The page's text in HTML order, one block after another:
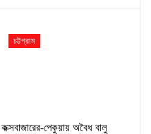
চট্টগ্রাম
কক্সবাজারের-পেকুয়ায় অবৈধ বালু